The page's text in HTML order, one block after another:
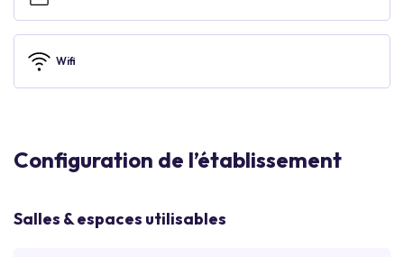
Wifi
Configuration de l’établissement
Salles & espaces utilisables